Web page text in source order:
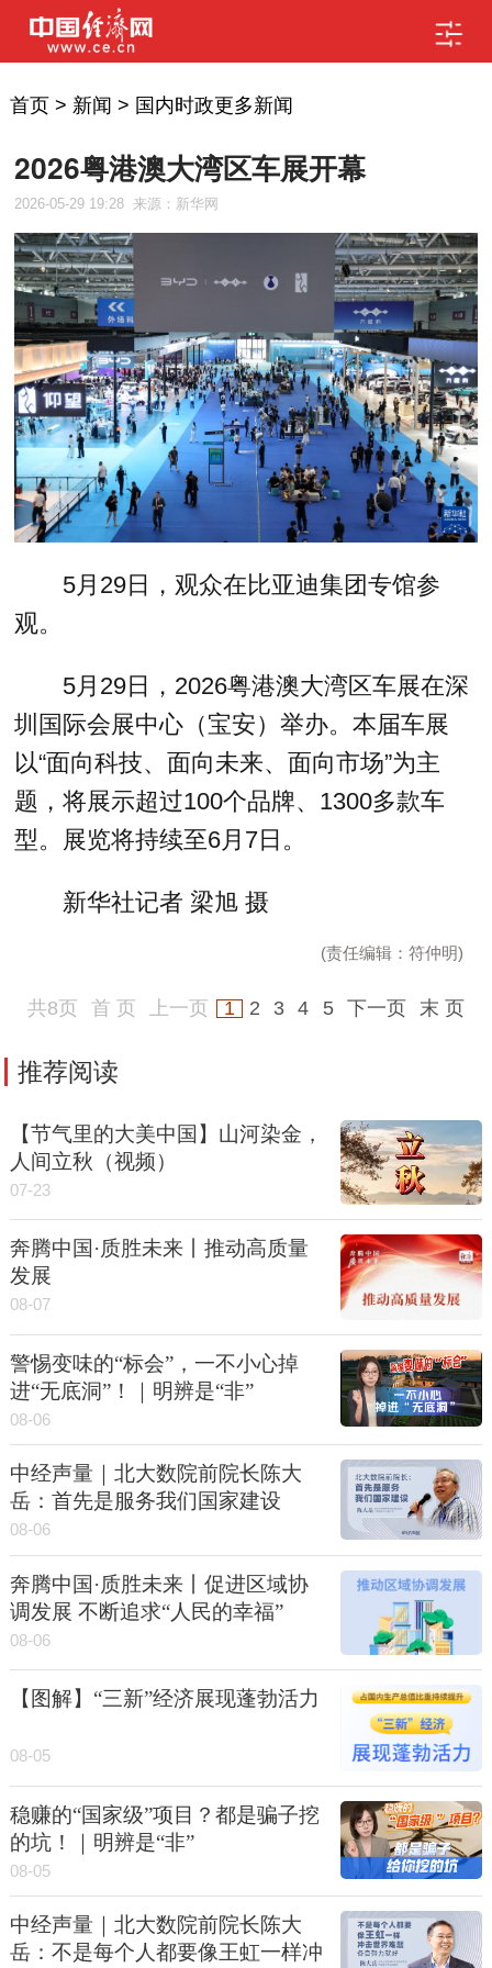
首页> 新闻 > 国内时政更多新闻
2026粤港澳大湾区车展开幕
2026-05-29 19:28 来源：新华网
5月29日，观众在比亚迪集团专馆参
观。
5月29日，2026粤港澳大湾区车展在深
圳国际会展中心（宝安）举办。本届车展
以“面向科技、面向未来、面向市场”为主
题，将展示超过100个品牌、1300多款车
型。展览将持续至6月7日。
新华社记者 梁旭 摄
(责任编辑：符仲明)
共8页 首 页 上一页 1 2 3 4 5 下一页 末 页
推荐阅读
【节气里的大美中国】山河染金，
人间立秋（视频）
07-23
奔腾中国·质胜未来丨推动高质量
发展
08-07
警惕变味的“标会”，一不小心掉
进“无底洞”！｜明辨是“非”
08-06
中经声量｜北大数院前院长陈大
岳：首先是服务我们国家建设
08-06
奔腾中国·质胜未来丨促进区域协
调发展 不断追求“人民的幸福”
08-06
【图解】“三新”经济展现蓬勃活力
08-05
稳赚的“国家级”项目？都是骗子挖
的坑！｜明辨是“非”
08-05
中经声量｜北大数院前院长陈大
岳：不是每个人都要像王虹一样冲